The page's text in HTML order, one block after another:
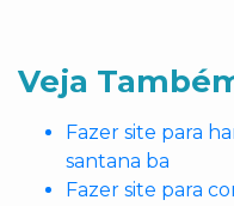
Veja
Fazer site para
santana ba
Fazer site para